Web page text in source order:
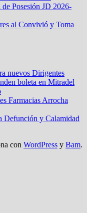
Posesión JD 2026-
al Convivió y Toma
nuevos Dirigentes
boleta en Mitradel
Farmacias Arrocha
Defunción y Calamidad
con WordPress y Bam.